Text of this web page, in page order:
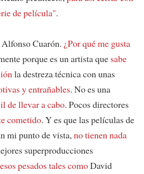
de película".
Cuarón. ¿Por qué me gusta
porque es un artista que sabe
la destreza técnica con unas
y entrañables. No es una
de llevar a cabo. Pocos directores
cometido. Y es que las películas de
mi punto de vista,no tienen nada
superproducciones
pesados tales comoDavid